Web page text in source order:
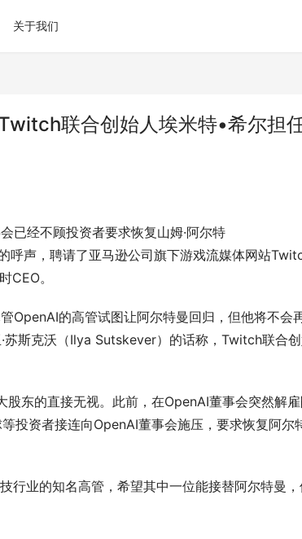
关于我们
联合创始人埃米特•希尔担
已经不顾投资者要求恢复山姆·阿尔特
呼声，聘请了亚马逊公司旗下游戏流媒体网站
CEO。
OpenAI的高管试图让阿尔特曼回归，但他将不会
苏斯克沃（Ilya Sutskever）的话称，Twitch联合
东的直接无视。此前，在OpenAI董事会突然解
投资者接连向OpenAI董事会施压，要求恢复阿尔
行业的知名高管，希望其中一位能接替阿尔特曼，